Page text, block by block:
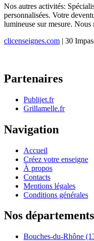
Nos autres activités:
personnalisées. Votre
lumineuse sur mesure.
clicenseignes.com | 30
Partenaires
Publijet.fr
Grillamelle.fr
Navigation
Accueil
Créez votre enseigne
À propos
Contacts
Mentions légales
Conditions générales
Nos départements
Bouches-du-Rhône